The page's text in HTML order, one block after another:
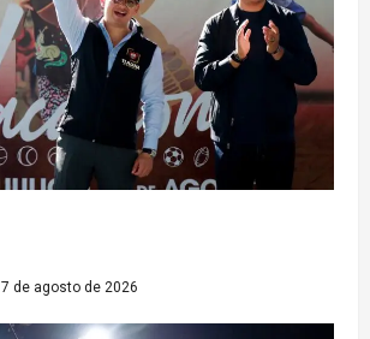
7 de agosto de 2026